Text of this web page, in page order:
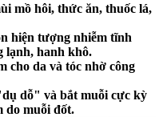
mồ hôi, thức ăn, thuốc lá,
hiện tượng nhiễm tĩnh
lạnh, hanh khô.
cho da và tóc nhờ công
dỗ" và bắt muỗi cực kỳ
do muỗi đốt.